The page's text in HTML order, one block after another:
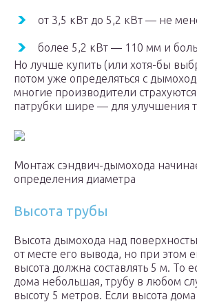
от 3,5 кВт до 5,2 кВт — не
более 5,2 кВт — 110 мм и
Но лучше купить (или хотя-бы
потом уже определяться с
многие производители
патрубки шире — для улучшения
Монтаж сэндвич-дымохода
определения диаметра
Высота трубы
Высота дымохода над
от месте его вывода, но при этом
высота должна составлять 5 м. То
дома небольшая, трубу в любом
высоту 5 метров. Если высота